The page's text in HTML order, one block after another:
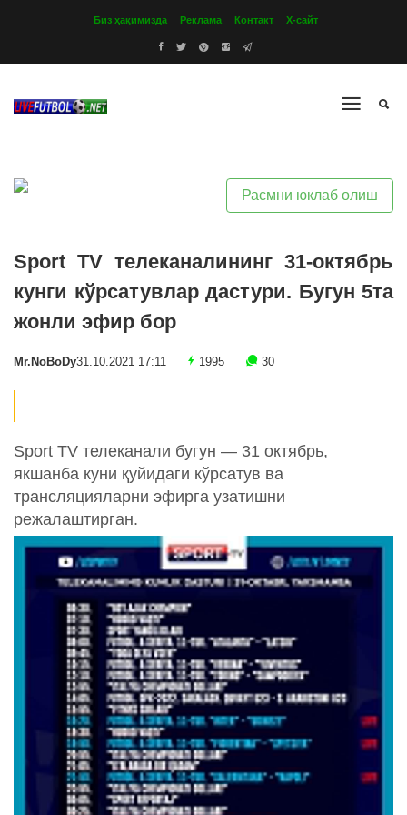
Биз ҳақимизда Реклама Контакт Х-сайт
Расмни юклаб олиш
Sport TV телеканалининг 31-октябрь
кунги кўрсатувлар дастури. Бугун 5та
жонли эфир бор
Mr.NoBoDy31.10.2021 17:11 1995 30
Sport TV телеканали бугун — 31 октябрь,
якшанба куни қуйидаги кўрсатув ва
трансляцияларни эфирга узатишни
режалаштирган.